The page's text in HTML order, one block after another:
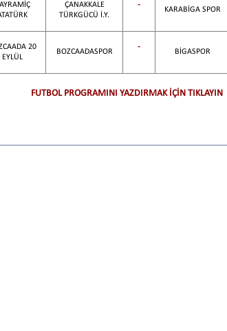
ÇANAKKALE
TÜRKGÜCÜ İ.Y.
-
KARABİGA SPOR
20
EYLÜL
BOZCAADASPOR
-
BİGASPOR
FUTBOL PROGRAMINI YAZDIRMAK İÇİN TIKLAYIN